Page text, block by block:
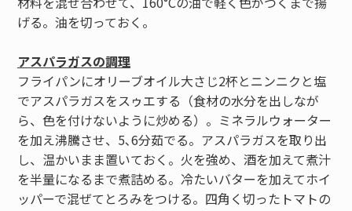
げる。油を切っておく。
アスパラガスの調理
フライパンにオリーブオイル大さじ2杯とニンニクと塩
でアスパラガスをスゥエする（食材の水分を出しなが
ら、色を付けないように炒める）。ミネラルウォーター
を加え沸騰させ、5､6分茹でる。アスパラガスを取り出
し、温かいまま置いておく。火を強め、酒を加えて煮汁
を半量になるまで煮詰める。冷たいバターを加えてホイ
ッパーで混ぜてとろみをつける。四角く切ったトマトの